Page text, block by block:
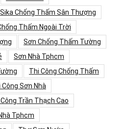
Sika Chống Thấm Sân Thượng
Thấm Ngoài Trời
Sơn Chống Thấm Tường
Sơn Nhà Tphcm
Thi Công Chống Thấm
Công Sơn Nhà
Trần Thạch Cao
Tphcm